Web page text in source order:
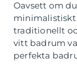
Oavsett om
traditionellt
vitt badrum
perfekta